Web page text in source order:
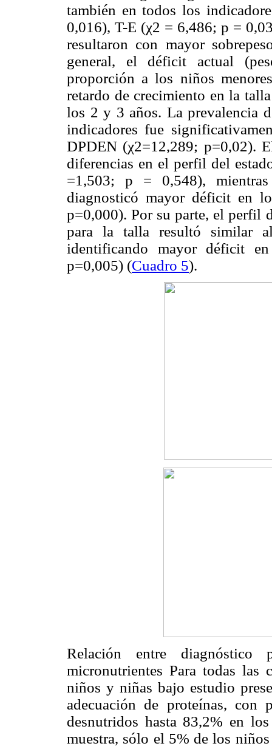
también en todos los
0,016), T-E (χ2 = 6,486; p =
resultaron con mayor
general, el déficit actual
proporción a los niños
retardo de crecimiento en la
los 2 y 3 años. La prevalencia
indicadores fue
DPDEN (χ2=12,289; p=0,02).
diferencias en el perfil del
=1,503; p = 0,548),
diagnosticó mayor déficit en
p=0,000). Por su parte, el perfil
para la talla resultó similar
identificando mayor déficit
p=0,005) (Cuadro 5).
Relación entre
micronutrientes Para todas las
niños y niñas bajo estudio
adecuación de proteínas, con
desnutridos hasta 83,2% en
muestra, sólo el 5% de los